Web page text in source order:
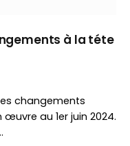
à la téte
changements
au 1er juin 2024.